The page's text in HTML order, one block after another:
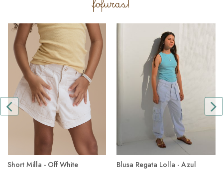
fofuras!
Short Milla - Off White Blusa Regata Lolla - Azul